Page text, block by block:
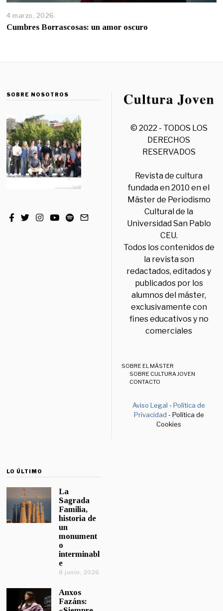
4 marzo, 2026
Cumbres Borrascosas: un amor oscuro
SOBRE NOSOTROS
© 2022 - TODOS LOS
DERECHOS
RESERVADOS
Revista de cultura
fundada en 2010 en el
Máster de Periodismo
Cultural de la
Universidad San Pablo
CEU.
Todos los contenidos de
la revista son
redactados, editados y
publicados por los
alumnos del máster,
exclusivamente con
fines educativos y no
comerciales
SOBRE EL MÁSTER
SOBRE CULTURA JOVEN
CONTACTO
Aviso Legal -Política de
Privacidad - Política de
Cookies
LO ÚLTIMO
La
Sagrada
Familia,
historia de
un
monument
o
interminabl
e
8 junio, 2026
Anxos
Fazáns: